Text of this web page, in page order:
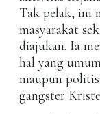
Tak pelak, ini
masyarakat
diajukan. Ia
hal yang
maupun
gangster